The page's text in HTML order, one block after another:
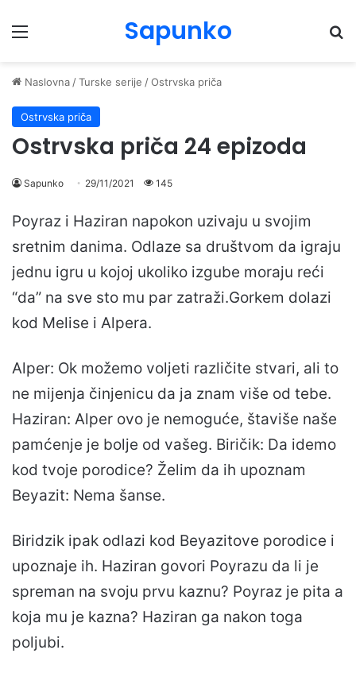
Menu Sapunko
Naslovna /Turske serije /Ostrvska priča
Ostrvska priča
Ostrvska priča 24 epizoda
Sapunko 29/11/2021 145
Poyraz i Haziran napokon uzivaju u svojim
sretnim danima. Odlaze sa društvom da igraju
jednu igru u kojoj ukoliko izgube moraju reći
“da” na sve sto mu par zatraži.Gorkem dolazi
kod Melise i Alpera.
Alper: Ok možemo voljeti različite stvari, ali to
ne mijenja činjenicu da ja znam više od tebe.
Haziran: Alper ovo je nemoguće, štaviše naše
pamćenje je bolje od vašeg. Biričik: Da idemo
kod tvoje porodice? Želim da ih upoznam
Beyazit: Nema šanse.
Biridzik ipak odlazi kod Beyazitove porodice i
upoznaje ih. Haziran govori Poyrazu da li je
spreman na svoju prvu kaznu? Poyraz je pita a
koja mu je kazna? Haziran ga nakon toga
poljubi.